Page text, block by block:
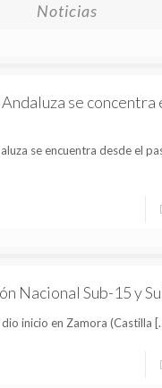
Noticias
se concentra
se encuentra desde el
Nacional Sub-15 y
inicio en Zamora (Castilla